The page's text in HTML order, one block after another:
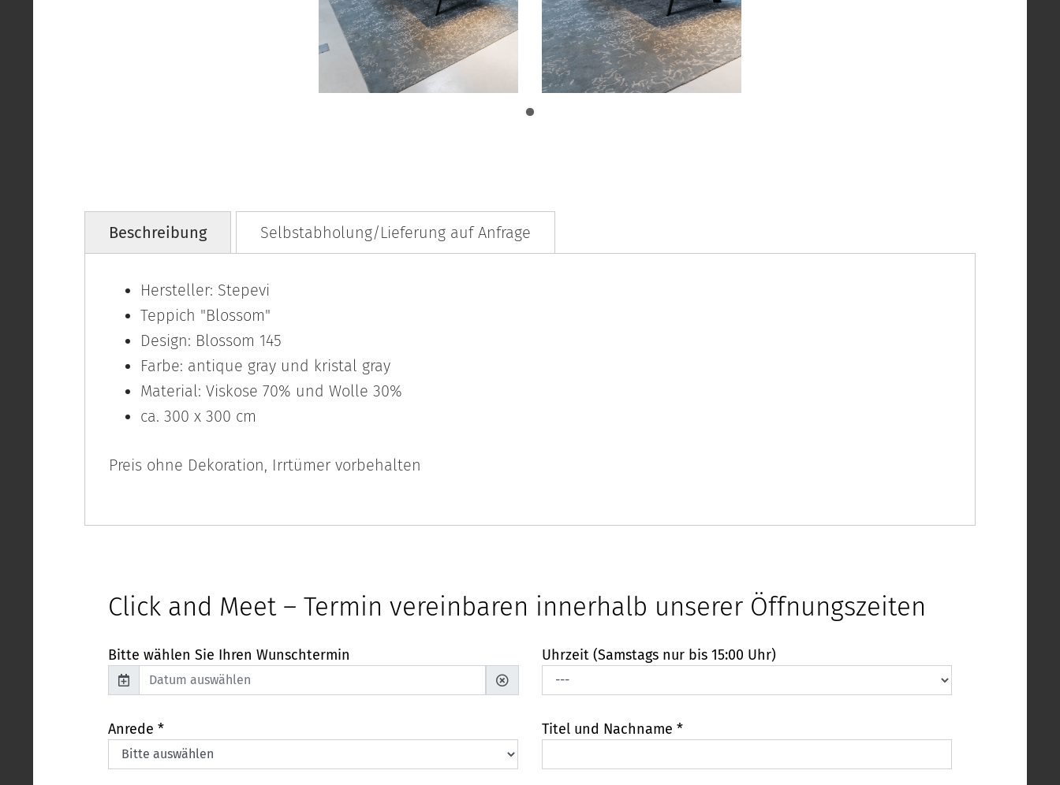
Beschreibung Selbstabholung/Lieferung auf Anfrage
Hersteller: Stepevi
Teppich "Blossom"
Design: Blossom 145
Farbe: antique gray und kristal gray
Material: Viskose 70% und Wolle 30%
ca. 300 x 300 cm
Preis ohne Dekoration, Irrtümer vorbehalten
Click and Meet – Termin vereinbaren innerhalb unserer Öffnungszeiten
Bitte wählen Sie Ihren Wunschtermin Uhrzeit (Samstags nur bis 15:00 Uhr)
Anrede * Titel und Nachname *